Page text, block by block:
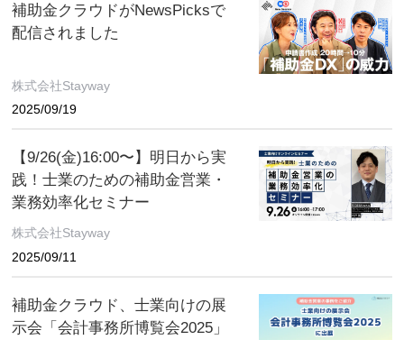
補助金クラウドがNewsPicksで
配信されました
株式会社Stayway
2025/09/19
【9/26(金)16:00〜】明日から実
践！士業のための補助金営業・
業務効率化セミナー
株式会社Stayway
2025/09/11
補助金クラウド、士業向けの展
示会「会計事務所博覧会2025」